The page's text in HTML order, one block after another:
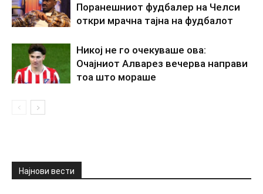
Поранешниот фудбалер на Челси
откри мрачна тајна на фудбалот
Никој не го очекуваше ова:
Очајниот Алварез вечерва направи
тоа што мораше
Најнови вести